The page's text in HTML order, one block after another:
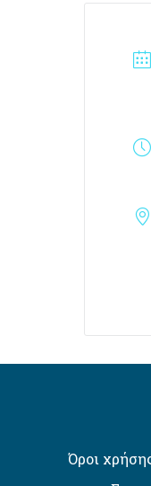
Όροι